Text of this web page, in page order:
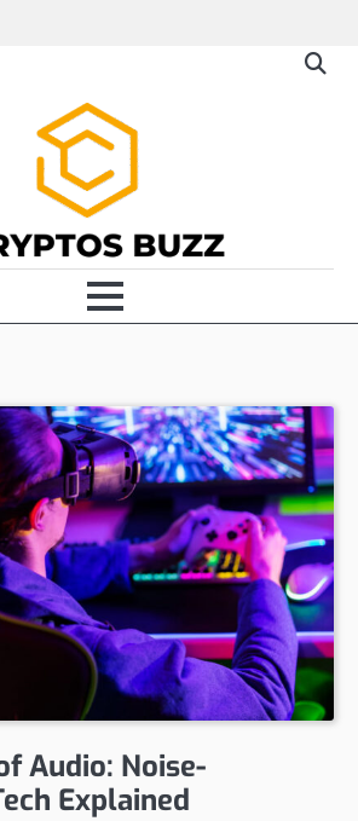
Audio: Noise-
Explained